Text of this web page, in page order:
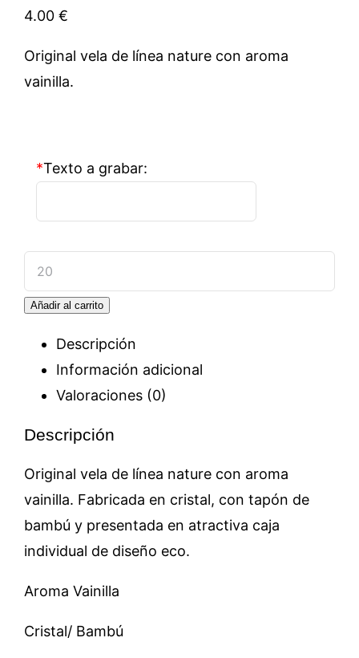
4.00 €
Original vela de línea nature con aroma
vainilla.
*Texto a grabar:
Vela
Personalizada
Comunión
cantidad
Añadir al carrito
Descripción
Información adicional
Valoraciones (0)
Descripción
Original vela de línea nature con aroma
vainilla. Fabricada en cristal, con tapón de
bambú y presentada en atractiva caja
individual de diseño eco.
Aroma Vainilla
Cristal/ Bambú